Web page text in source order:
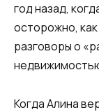
год назад,
осторожно,
разговоры о
Когда Алина